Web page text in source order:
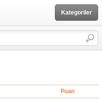
Kategoriler
Puan